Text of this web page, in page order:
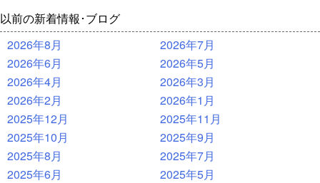
以前の新着情報･ブログ
2026年8月
2026年7月
2026年6月
2026年5月
2026年4月
2026年3月
2026年2月
2026年1月
2025年12月
2025年11月
2025年10月
2025年9月
2025年8月
2025年7月
2025年6月
2025年5月